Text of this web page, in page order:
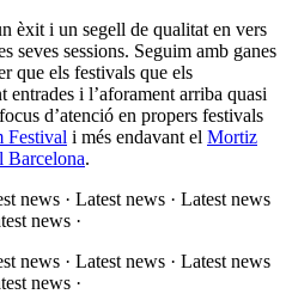
èxit i un segell de qualitat en vers
seves sessions. Seguim amb ganes
que els festivals que els
entrades i l’aforament arriba quasi
d’atenció en propers festivals
Festival i més endavant el Mortiz
Barcelona.
news · Latest news · Latest news
news ·
news · Latest news · Latest news
news ·